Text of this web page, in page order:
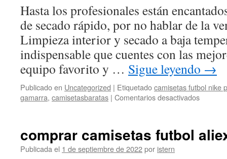
Hasta los profesionales están
de secado rápido, por no hablar de la
Limpieza interior y secado a baja
indispensable que cuentes con las
equipo favorito y … Sigue leyendo →
Publicado en Uncategorized | Etiquetadocamisetas futbol nike
gamarra, camisetasbaratas | Comentarios desactivadosen
comprar camisetas futbol
Publicada el 1 de septiembre de 2022por istern